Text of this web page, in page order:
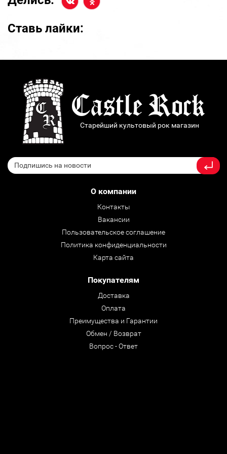
Ставь лайки:
Старейший культовый рок магазин
О компании
Контакты
Вакансии
Пользовательское соглашение
Политика конфиденциальности
Карта сайта
Покупателям
Доставка
Оплата
Преимущества и Гарантии
Обмен / Возврат
Вопрос - Ответ